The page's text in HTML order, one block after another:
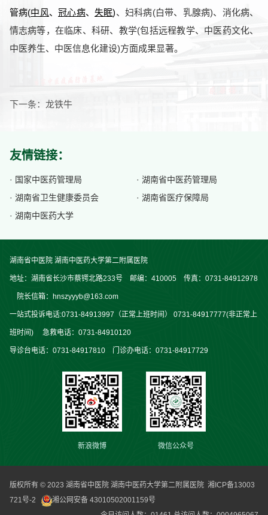
管病(中风、冠心病、失眠)、妇科病(白带、乳腺病)、消化病、
情志病等，在临床、科研、教学(包括远程教学、中医药文化、
中医养生、中医信息化建设)方面成果显著。
下一条： 龙铁牛
友情链接：
· 国家中医药管理局
· 湖南省中医药管理局
· 湖南省卫生健康委员会
· 湖南省医疗保障局
· 湖南中医药大学
湖南省中医院 湖南中医药大学第二附属医院
地址：湖南省长沙市蔡锷北路233号 邮编：410005 传真：0731-84912978
院长信箱：hnszyyyb@163.com
一站式投诉电话:0731-84913997（正常上班时间） 0731-84917777(非正常上
班时间) 急救电话：0731-84910120
导诊台电话：0731-84917810 门诊办电话：0731-84917729
新浪微博 微信公众号
版权所有 © 2023 湖南省中医院 湖南中医药大学第二附属医院 湘ICP备13003
721号-2
湘公网安备 43010502001159号